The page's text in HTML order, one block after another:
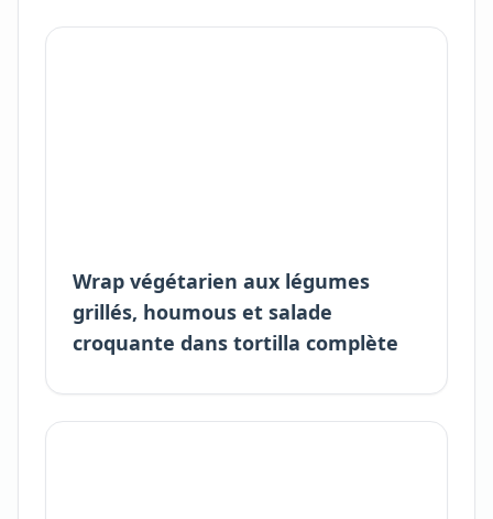
Wrap végétarien aux légumes
grillés, houmous et salade
croquante dans tortilla complète